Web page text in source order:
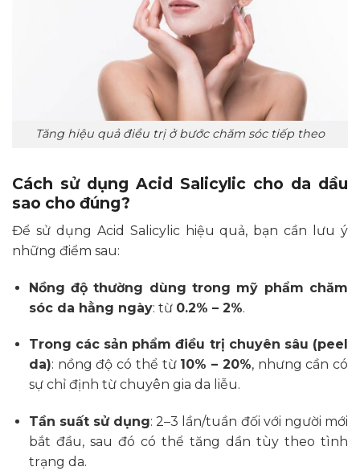
Tăng hiệu quả điều trị ở bước chăm sóc tiếp theo
Cách sử dụng Acid Salicylic cho da dầu
sao cho đúng?
Để sử dụng Acid Salicylic hiệu quả, bạn cần lưu ý
những điểm sau:
Nồng độ thường dùng trong mỹ phẩm chăm
sóc da hằng ngày: từ 0.2% – 2%.
Trong các sản phẩm điều trị chuyên sâu (peel
da): nồng độ có thể từ 10% – 20%, nhưng cần có
sự chỉ định từ chuyên gia da liễu.
Tần suất sử dụng: 2–3 lần/tuần đối với người mới
bắt đầu, sau đó có thể tăng dần tùy theo tình
trạng da.